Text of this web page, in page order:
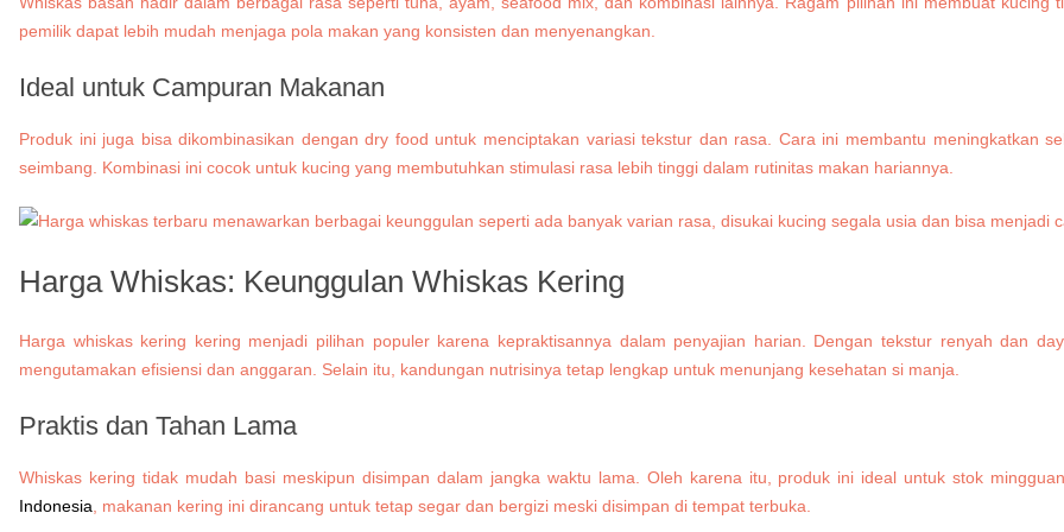
pemilik dapat lebih mudah menjaga pola makan yang konsisten dan menyenangkan.
Ideal untuk Campuran Makanan
Produk ini juga bisa dikombinasikan dengan dry food untuk menciptakan variasi tekstur dan rasa. Cara ini membantu meningkatkan
seimbang. Kombinasi ini cocok untuk kucing yang membutuhkan stimulasi rasa lebih tinggi dalam rutinitas makan hariannya.
Harga Whiskas: Keunggulan Whiskas Kering
Harga whiskas kering kering menjadi pilihan populer karena kepraktisannya dalam penyajian harian. Dengan tekstur renyah dan
mengutamakan efisiensi dan anggaran. Selain itu, kandungan nutrisinya tetap lengkap untuk menunjang kesehatan si manja.
Praktis dan Tahan Lama
Whiskas kering tidak mudah basi meskipun disimpan dalam jangka waktu lama. Oleh karena itu, produk ini ideal untuk stok
Indonesia , makanan kering ini dirancang untuk tetap segar dan bergizi meski disimpan di tempat terbuka.